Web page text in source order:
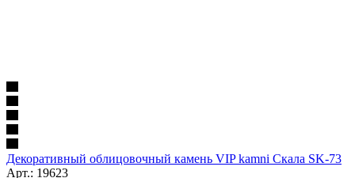
Декоративный облицовочный камень VIP kamni Скала SK-73
Арт.: 19623